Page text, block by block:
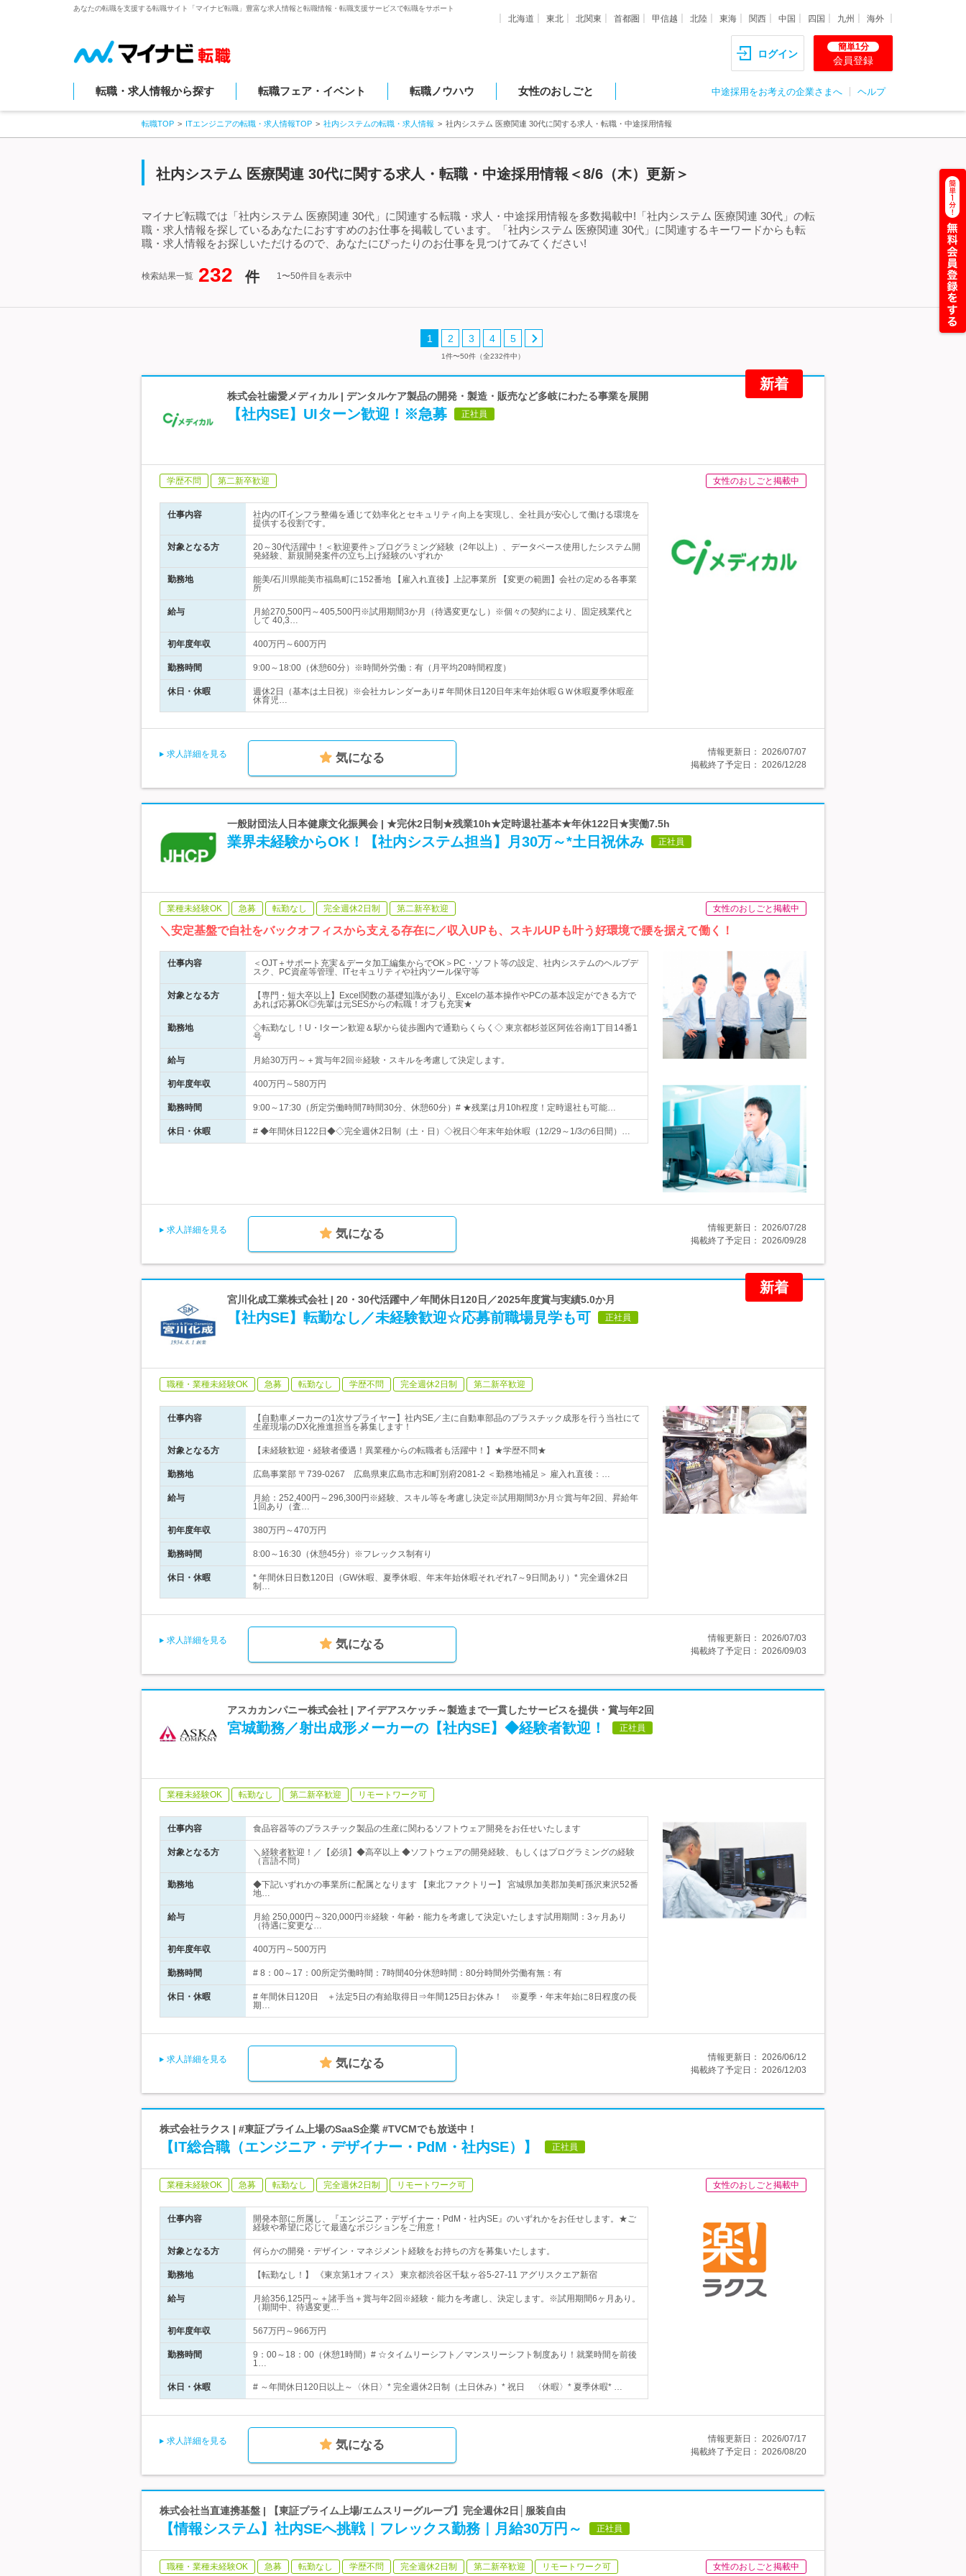
あなたの転職を支援する転職サイト「マイナビ転職」豊富な求人情報と転職情報・転職支援サービスで転職をサポート
北海道 東北 北関東 首都圏 甲信越 北陸 東海 関西 中国 四国 九州 海外
ログイン
簡単1分
会員登録
転職・求人情報から探す 転職フェア・イベント 転職ノウハウ 女性のおしごと 中途採用をお考えの企業さまへ ヘルプ
転職TOP ITエンジニアの転職・求人情報TOP 社内システムの転職・求人情報 社内システム 医療関連 30代に関する求人・転職・中途採用情報
社内システム 医療関連 30代に関する求人・転職・中途採用情報＜8/6（木）更新＞
マイナビ転職では「社内システム 医療関連 30代」に関連する転職・求人・中途採用情報を多数掲載中!「社内システム 医療関連 30代」の転
職・求人情報を探しているあなたにおすすめのお仕事を掲載しています。「社内システム 医療関連 30代」に関連するキーワードからも転
職・求人情報をお探しいただけるので、あなたにぴったりのお仕事を見つけてみてください!
検索結果一覧 232 件 1〜50件目を表示中
1 2 3 4 5
1件〜50件（全232件中）
新着
株式会社歯愛メディカル | デンタルケア製品の開発・製造・販売など多岐にわたる事業を展開
【社内SE】UIターン歓迎！※急募 正社員
学歴不問 第二新卒歓迎 女性のおしごと掲載中
仕事内容
社内のITインフラ整備を通じて効率化とセキュリティ向上を実現し、全社員が安心して働ける環境を
提供する役割です。
対象となる方
20～30代活躍中！＜歓迎要件＞プログラミング経験（2年以上）、データベース使用したシステム開
発経験、新規開発案件の立ち上げ経験のいずれか
勤務地
能美/石川県能美市福島町に152番地 【雇入れ直後】上記事業所 【変更の範囲】会社の定める各事業
所
給与
月給270,500円～405,500円※試用期間3か月（待遇変更なし）※個々の契約により、固定残業代と
して 40,3…
初年度年収 400万円～600万円
勤務時間 9:00～18:00（休憩60分）※時間外労働：有（月平均20時間程度）
休日・休暇
週休2日（基本は土日祝）※会社カレンダーあり# 年間休日120日年末年始休暇ＧＷ休暇夏季休暇産
休育児…
求人詳細を見る 気になる 情報更新日： 2026/07/07
掲載終了予定日： 2026/12/28
一般財団法人日本健康文化振興会 | ★完休2日制★残業10h★定時退社基本★年休122日★実働7.5h
業界未経験からOK！【社内システム担当】月30万～*土日祝休み 正社員
業種未経験OK 急募 転勤なし 完全週休2日制 第二新卒歓迎 女性のおしごと掲載中
＼安定基盤で自社をバックオフィスから支える存在に／収入UPも、スキルUPも叶う好環境で腰を据えて働く！
仕事内容
＜OJT＋サポート充実＆データ加工編集からでOK＞PC・ソフト等の設定、社内システムのヘルプデ
スク、PC資産等管理、ITセキュリティや社内ツール保守等
対象となる方
【専門・短大卒以上】Excel関数の基礎知識があり、Excelの基本操作やPCの基本設定ができる方で
あれば応募OK◎先輩は元SESからの転職！オフも充実★
勤務地
◇転勤なし！U・Iターン歓迎＆駅から徒歩圏内で通勤らくらく◇ 東京都杉並区阿佐谷南1丁目14番1
号
給与 月給30万円～＋賞与年2回※経験・スキルを考慮して決定します。
初年度年収 400万円～580万円
勤務時間 9:00～17:30（所定労働時間7時間30分、休憩60分）# ★残業は月10h程度！定時退社も可能…
休日・休暇 # ◆年間休日122日◆◇完全週休2日制（土・日）◇祝日◇年末年始休暇（12/29～1/3の6日間）…
求人詳細を見る 気になる 情報更新日： 2026/07/28
掲載終了予定日： 2026/09/28
新着
宮川化成工業株式会社 | 20・30代活躍中／年間休日120日／2025年度賞与実績5.0か月
【社内SE】転勤なし／未経験歓迎☆応募前職場見学も可 正社員
職種・業種未経験OK 急募 転勤なし 学歴不問 完全週休2日制 第二新卒歓迎
仕事内容
【自動車メーカーの1次サプライヤー】社内SE／主に自動車部品のプラスチック成形を行う当社にて
生産現場のDX化推進担当を募集します！
対象となる方 【未経験歓迎・経験者優遇！異業種からの転職者も活躍中！】★学歴不問★
勤務地 広島事業部 〒739-0267 広島県東広島市志和町別府2081-2 ＜勤務地補足＞ 雇入れ直後：…
給与
月給：252,400円～296,300円※経験、スキル等を考慮し決定※試用期間3か月☆賞与年2回、昇給年
1回あり（査…
初年度年収 380万円～470万円
勤務時間 8:00～16:30（休憩45分）※フレックス制有り
休日・休暇
* 年間休日日数120日（GW休暇、夏季休暇、年末年始休暇それぞれ7～9日間あり）* 完全週休2日
制…
求人詳細を見る 気になる 情報更新日： 2026/07/03
掲載終了予定日： 2026/09/03
アスカカンパニー株式会社 | アイデアスケッチ～製造まで一貫したサービスを提供・賞与年2回
宮城勤務／射出成形メーカーの【社内SE】◆経験者歓迎！ 正社員
業種未経験OK 転勤なし 第二新卒歓迎 リモートワーク可
仕事内容 食品容器等のプラスチック製品の生産に関わるソフトウェア開発をお任せいたします
対象となる方
＼経験者歓迎！／【必須】◆高卒以上 ◆ソフトウェアの開発経験、もしくはプログラミングの経験
（言語不問）
勤務地
◆下記いずれかの事業所に配属となります 【東北ファクトリー】 宮城県加美郡加美町孫沢東沢52番
地…
給与
月給 250,000円～320,000円※経験・年齢・能力を考慮して決定いたします試用期間：3ヶ月あり
（待遇に変更な…
初年度年収 400万円～500万円
勤務時間 # 8：00～17：00所定労働時間：7時間40分休憩時間：80分時間外労働有無：有
休日・休暇
# 年間休日120日 ＋法定5日の有給取得日⇒年間125日お休み！ ※夏季・年末年始に8日程度の長
期…
求人詳細を見る 気になる 情報更新日： 2026/06/12
掲載終了予定日： 2026/12/03
株式会社ラクス | #東証プライム上場のSaaS企業 #TVCMでも放送中！
【IT総合職（エンジニア・デザイナー・PdM・社内SE）】 正社員
業種未経験OK 急募 転勤なし 完全週休2日制 リモートワーク可 女性のおしごと掲載中
仕事内容
開発本部に所属し、『エンジニア・デザイナー・PdM・社内SE』のいずれかをお任せします。★ご
経験や希望に応じて最適なポジションをご用意！
対象となる方 何らかの開発・デザイン・マネジメント経験をお持ちの方を募集いたします。
勤務地 【転勤なし！】 《東京第1オフィス》 東京都渋谷区千駄ヶ谷5-27-11 アグリスクエア新宿
給与
月給356,125円～＋諸手当＋賞与年2回※経験・能力を考慮し、決定します。※試用期間6ヶ月あり。
（期間中、待遇変更…
初年度年収 567万円～966万円
勤務時間
9：00～18：00（休憩1時間）# ☆タイムリーシフト／マンスリーシフト制度あり！就業時間を前後
1…
休日・休暇 # ～年間休日120日以上～〈休日〉* 完全週休2日制（土日休み）* 祝日 〈休暇〉* 夏季休暇* …
求人詳細を見る 気になる 情報更新日： 2026/07/17
掲載終了予定日： 2026/08/20
株式会社当直連携基盤 | 【東証プライム上場/エムスリーグループ】完全週休2日│服装自由
【情報システム】社内SEへ挑戦｜フレックス勤務｜月給30万円～ 正社員
職種・業種未経験OK 急募 転勤なし 学歴不問 完全週休2日制 第二新卒歓迎 リモートワーク可 女性のおしごと掲載中